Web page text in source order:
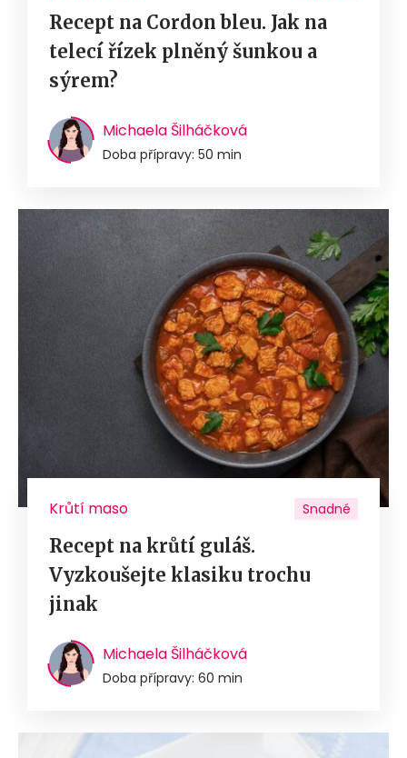
Recept na Cordon bleu. Jak na
telecí řízek plněný šunkou a
sýrem?
Michaela Šilháčková
Doba přípravy: 50 min
Krůtí maso Snadné
Recept na krůtí guláš.
Vyzkoušejte klasiku trochu
jinak
Michaela Šilháčková
Doba přípravy: 60 min